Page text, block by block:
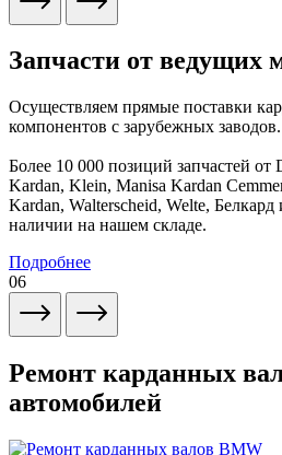
Запчасти от ведущих
Осуществляем прямые поставки
компонентов с зарубежных заводов.
Более 10 000 позиций запчастей от
Kardan, Klein, Manisa Kardan
Kardan, Walterscheid, Welte, Белкард
наличии на нашем складе.
Подробнее
06
Ремонт карданных
автомобилей